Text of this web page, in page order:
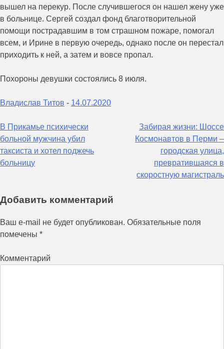
вышел на перекур. После случившегося он нашел жену уже
в больнице. Сергей создал фонд благотворительной
помощи пострадавшим в том страшном пожаре, помогал
всем, и Ирине в первую очередь, однако после он перестал
приходить к ней, а затем и вовсе пропал.
Похороны девушки состоялись 8 июля.
Владислав Титов - 14.07.2020
Навигация
по
записям
В Прикамье психически
больной мужчина убил
таксиста и хотел поджечь
больницу
Забирая жизни: Шоссе
Космонавтов в Перми –
городская улица,
превратившаяся в
скоростную магистраль
Добавить комментарий
Ваш e-mail не будет опубликован. Обязательные поля
помечены *
Комментарий